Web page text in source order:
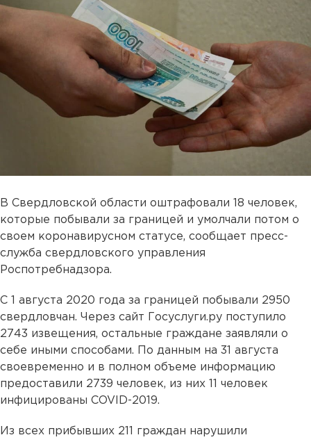
В Свердловской области оштрафовали 18 человек,
которые побывали за границей и умолчали потом о
своем коронавирусном статусе, сообщает пресс-
служба свердловского управления
Роспотребнадзора.
С 1 августа 2020 года за границей побывали 2950
свердловчан. Через сайт Госуслуги.ру поступило
2743 извещения, остальные граждане заявляли о
себе иными способами. По данным на 31 августа
своевременно и в полном объеме информацию
предоставили 2739 человек, из них 11 человек
инфицированы COVID-2019.
Из всех прибывших 211 граждан нарушили